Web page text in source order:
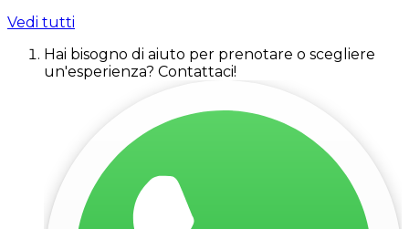
Vedi tutti
Hai bisogno di aiuto per prenotare o scegliere
un'esperienza? Contattaci!